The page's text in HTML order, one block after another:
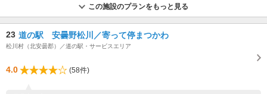
この施設のプランをもっと見る
23 道の駅 安曇野松川／寄って停まつかわ
松川村（北安曇郡）／道の駅・サービスエリア
4.0 (58件)